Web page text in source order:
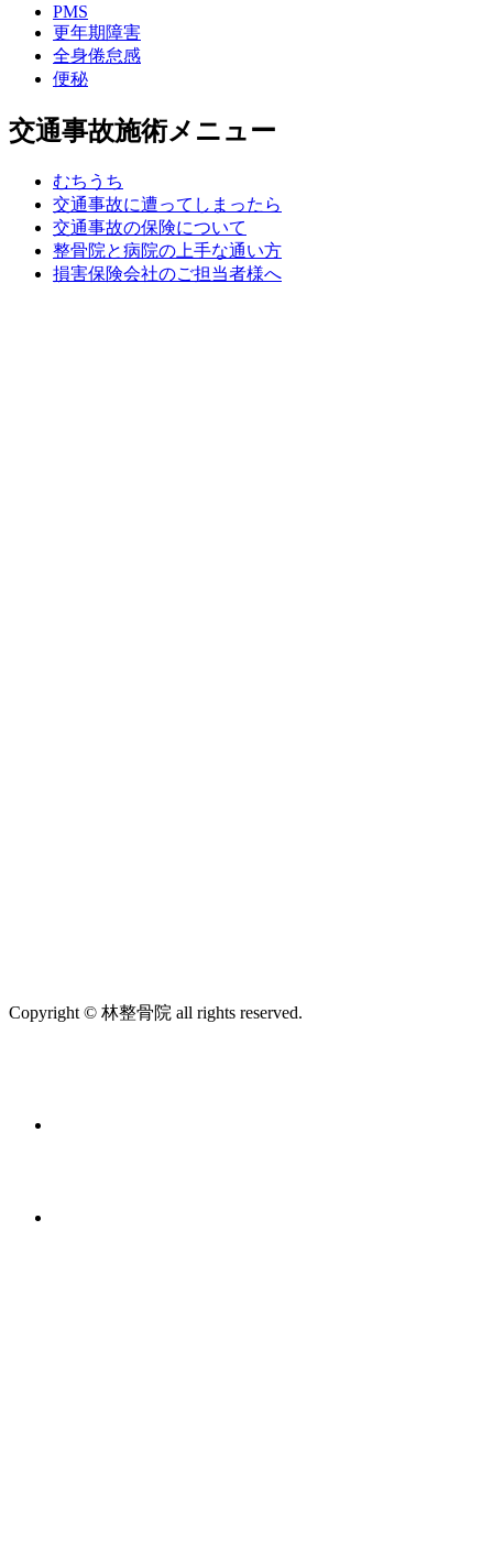
PMS
更年期障害
全身倦怠感
便秘
交通事故施術メニュー
むちうち
交通事故に遭ってしまったら
交通事故の保険について
整骨院と病院の上手な通い方
損害保険会社のご担当者様へ
Copyright © 林整骨院 all rights reserved.